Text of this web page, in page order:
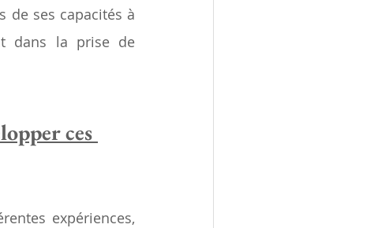
de ses capacités à
dans la prise de
ces
expériences,